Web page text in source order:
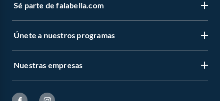
Sé parte de falabella.com
Únete a nuestros programas
Nuestras empresas